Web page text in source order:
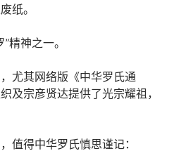
纸。
精神之一。
尤其网络版《中华罗氏通
及宗彦贤达提供了光宗耀祖，
值得中华罗氏慎思谨记：